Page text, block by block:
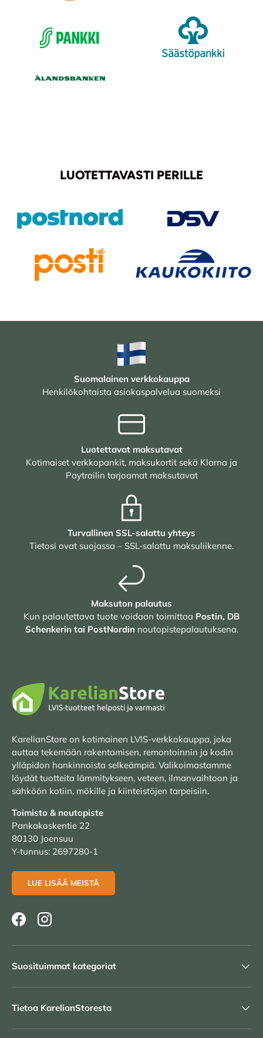
LUOTETTAVASTI PERILLE
Suomalainen verkkokauppa
Henkilökohtaista asiakaspalvelua suomeksi
Luotettavat maksutavat
Kotimaiset verkkopankit, maksukortit sekä Klarna ja
Paytrailin tarjoamat maksutavat
Turvallinen SSL-salattu yhteys
Tietosi ovat suojassa – SSL-salattu maksuliikenne.
Maksuton palautus
Kun palautettava tuote voidaan toimittaa Postin, DB
Schenkerin tai PostNordin noutopistepalautuksena.
KarelianStore on kotimainen LVIS-verkkokauppa, joka
auttaa tekemään rakentamisen, remontoinnin ja kodin
ylläpidon hankinnoista selkeämpiä. Valikoimastamme
löydät tuotteita lämmitykseen, veteen, ilmanvaihtoon ja
sähköön kotiin, mökille ja kiinteistöjen tarpeisiin.
Toimisto & noutopiste
Pankakoskentie 22
80130 Joensuu
Y-tunnus: 2697280-1
LUE LISÄÄ MEISTÄ
FacebookInstagram
Suosituimmat kategoriat
Tietoa KarelianStoresta